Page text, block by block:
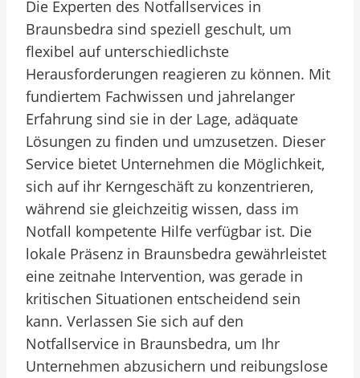
Die Experten des Notfallservices in
Braunsbedra sind speziell geschult, um
flexibel auf unterschiedlichste
Herausforderungen reagieren zu können. Mit
fundiertem Fachwissen und jahrelanger
Erfahrung sind sie in der Lage, adäquate
Lösungen zu finden und umzusetzen. Dieser
Service bietet Unternehmen die Möglichkeit,
sich auf ihr Kerngeschäft zu konzentrieren,
während sie gleichzeitig wissen, dass im
Notfall kompetente Hilfe verfügbar ist. Die
lokale Präsenz in Braunsbedra gewährleistet
eine zeitnahe Intervention, was gerade in
kritischen Situationen entscheidend sein
kann. Verlassen Sie sich auf den
Notfallservice in Braunsbedra, um Ihr
Unternehmen abzusichern und reibungslose